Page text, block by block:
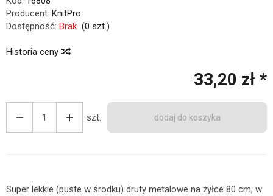
Producent: KnitPro
Dostępność: Brak (0 szt.)
Historia ceny
33,20 zł *
szt. dodaj do koszyka
Super lekkie (puste w środku) druty metalowe na żyłce 80 cm, w